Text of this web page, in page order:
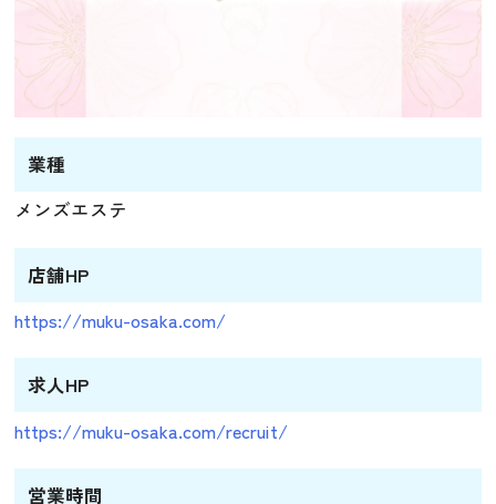
業種
メンズエステ
店舗HP
https://muku-osaka.com/
求人HP
https://muku-osaka.com/recruit/
営業時間